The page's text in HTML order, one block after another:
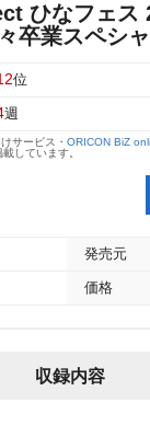
ひなフェス
卒業スペシャ
位
週
サービス・ ORICON BiZ
しています。
発売元
価格
収録内容